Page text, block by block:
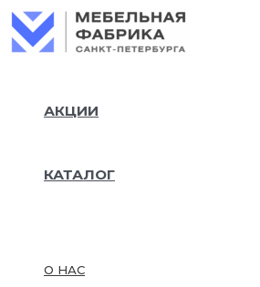
Перейти
к
АКЦИИ
КАТАЛОГ
О НАС